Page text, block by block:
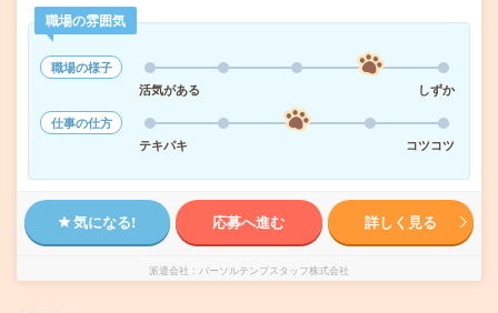
職場の雰囲気
職場の様子
活気がある
しずか
仕事の仕方
テキパキ
コツコツ
気になる! 応募へ進む 詳しく見る
派遣会社 パーソルテンプスタッフ株式会社